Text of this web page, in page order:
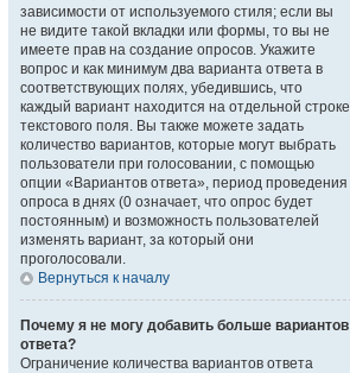
зависимости от используемого стиля; если вы
не видите такой вкладки или формы, то вы не
имеете прав на создание опросов. Укажите
вопрос и как минимум два варианта ответа в
соответствующих полях, убедившись, что
каждый вариант находится на отдельной строке
текстового поля. Вы также можете задать
количество вариантов, которые могут выбрать
пользователи при голосовании, с помощью
опции «Вариантов ответа», период проведения
опроса в днях (0 означает, что опрос будет
постоянным) и возможность пользователей
изменять вариант, за который они
проголосовали.
Вернуться к началу
Почему я не могу добавить больше вариантов
ответа?
Ограничение количества вариантов ответа